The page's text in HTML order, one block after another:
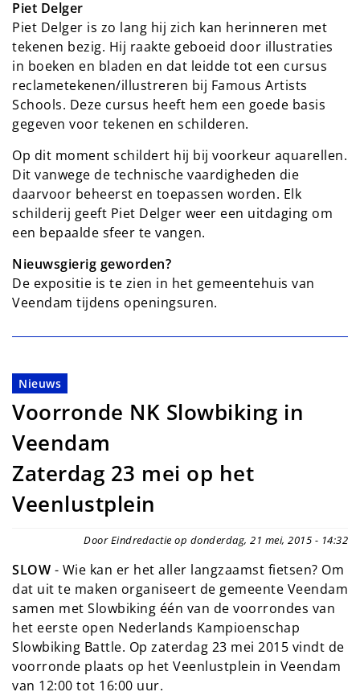
Piet Delger
Piet Delger is zo lang hij zich kan herinneren met
tekenen bezig. Hij raakte geboeid door illustraties
in boeken en bladen en dat leidde tot een cursus
reclametekenen/illustreren bij Famous Artists
Schools. Deze cursus heeft hem een goede basis
gegeven voor tekenen en schilderen.
Op dit moment schildert hij bij voorkeur aquarellen.
Dit vanwege de technische vaardigheden die
daarvoor beheerst en toepassen worden. Elk
schilderij geeft Piet Delger weer een uitdaging om
een bepaalde sfeer te vangen.
Nieuwsgierig geworden?
De expositie is te zien in het gemeentehuis van
Veendam tijdens openingsuren.
Nieuws
Voorronde NK Slowbiking in
Veendam
Zaterdag 23 mei op het
Veenlustplein
Door Eindredactie op donderdag, 21 mei, 2015 - 14:32
SLOW - Wie kan er het aller langzaamst fietsen? Om
dat uit te maken organiseert de gemeente Veendam
samen met Slowbiking één van de voorrondes van
het eerste open Nederlands Kampioenschap
Slowbiking Battle. Op zaterdag 23 mei 2015 vindt de
voorronde plaats op het Veenlustplein in Veendam
van 12:00 tot 16:00 uur.